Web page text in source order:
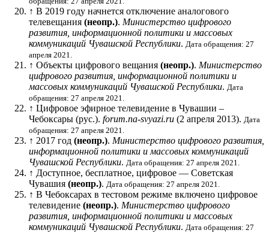
↑ В 2019 году начнется отключение аналогового
телевещания (неопр.). Министерство цифрового
развития, информационной политики и массовых
коммуникаций Чувашской Республики. Дата обращения: 27
апреля 2021.
↑ Объекты цифрового вещания (неопр.). Министерство
цифрового развития, информационной политики и
массовых коммуникаций Чувашской Республики. Дата
обращения: 27 апреля 2021.
↑ Цифровое эфирное телевидение в Чувашии –
Чебоксары (рус.). forum.na-svyazi.ru (2 апреля 2013). Дата
обращения: 27 апреля 2021.
↑ 2017 год (неопр.). Министерство цифрового развития,
информационной политики и массовых коммуникаций
Чувашской Республики. Дата обращения: 27 апреля 2021.
↑ Доступное, бесплатное, цифровое — Советская
Чувашия (неопр.). Дата обращения: 27 апреля 2021.
↑ В Чебоксарах в тестовом режиме включено цифровое
телевидение (неопр.). Министерство цифрового
развития, информационной политики и массовых
коммуникаций Чувашской Республики. Дата обращения: 27